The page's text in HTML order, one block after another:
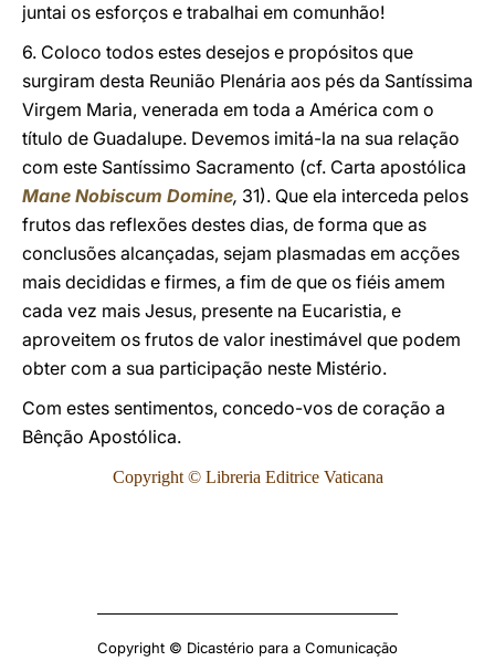
juntai os esforços e trabalhai em comunhão!
6. Coloco todos estes desejos e propósitos que
surgiram desta Reunião Plenária aos pés da Santíssima
Virgem Maria, venerada em toda a América com o
título de Guadalupe. Devemos imitá-la na sua relação
com este Santíssimo Sacramento (cf. Carta apostólica
Mane Nobiscum Domine, 31). Que ela interceda pelos
frutos das reflexões destes dias, de forma que as
conclusões alcançadas, sejam plasmadas em acções
mais decididas e firmes, a fim de que os fiéis amem
cada vez mais Jesus, presente na Eucaristia, e
aproveitem os frutos de valor inestimável que podem
obter com a sua participação neste Mistério.
Com estes sentimentos, concedo-vos de coração a
Bênção Apostólica.
Copyright © Libreria Editrice Vaticana
Copyright © Dicastério para a Comunicação